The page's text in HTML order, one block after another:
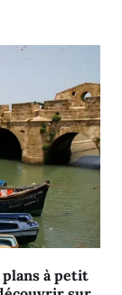
plans à petit